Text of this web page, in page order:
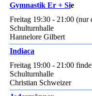
Gymnastik Er + Sie
Freitag 19:30 - 21:00 (nur
Schulturnhalle
Hannelore Gilbert
Indiaca
Freitag 19:00 - 21:00
Schulturnhalle
Christian Schweizer